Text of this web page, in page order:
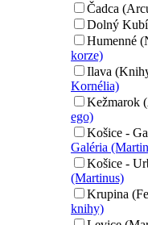
Čadca
Dolný
Humenné
korze)
Ilava
Kornélia)
Kežmarok
ego)
Košice -
Galéria
Košice -
(Martinus)
Krupina
knihy)